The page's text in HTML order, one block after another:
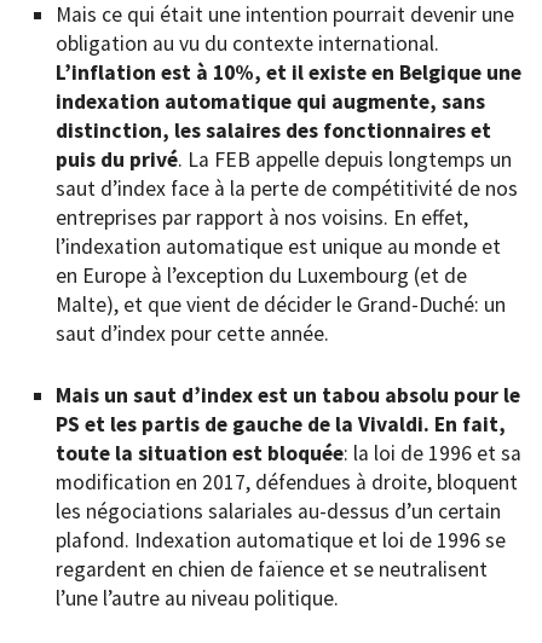
Mais ce qui était une intention pourrait devenir une
obligation au vu du contexte international.
L’inflation est à 10%, et il existe en Belgique une
indexation automatique qui augmente, sans
distinction, les salaires des fonctionnaires et
puis du privé. La FEB appelle depuis longtemps un
saut d’index face à la perte de compétitivité de nos
entreprises par rapport à nos voisins. En effet,
l’indexation automatique est unique au monde et
en Europe à l’exception du Luxembourg (et de
Malte), et que vient de décider le Grand-Duché: un
saut d’index pour cette année.
Mais un saut d’index est un tabou absolu pour le
PS et les partis de gauche de la Vivaldi. En fait,
toute la situation est bloquée: la loi de 1996 et sa
modification en 2017, défendues à droite, bloquent
les négociations salariales au-dessus d’un certain
plafond. Indexation automatique et loi de 1996 se
regardent en chien de faïence et se neutralisent
l’une l’autre au niveau politique.